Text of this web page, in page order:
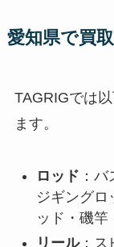
愛知県で買
TAGRIGでは
ます。
ロッド ：
ジギングロ
ッド・磯
リール：ス